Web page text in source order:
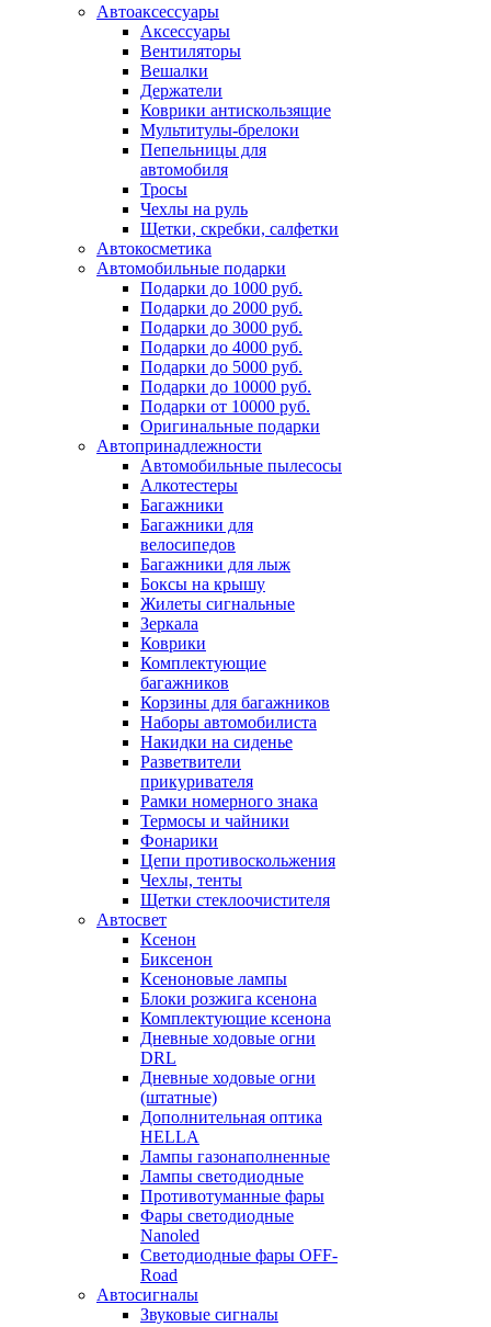
Автоаксессуары
Аксессуары
Вентиляторы
Вешалки
Держатели
Коврики антискользящие
Мультитулы-брелоки
Пепельницы для
автомобиля
Тросы
Чехлы на руль
Щетки, скребки, салфетки
Автокосметика
Автомобильные подарки
Подарки до 1000 руб.
Подарки до 2000 руб.
Подарки до 3000 руб.
Подарки до 4000 руб.
Подарки до 5000 руб.
Подарки до 10000 руб.
Подарки от 10000 руб.
Оригинальные подарки
Автопринадлежности
Автомобильные пылесосы
Алкотестеры
Багажники
Багажники для
велосипедов
Багажники для лыж
Боксы на крышу
Жилеты сигнальные
Зеркала
Коврики
Комплектующие
багажников
Корзины для багажников
Наборы автомобилиста
Накидки на сиденье
Разветвители
прикуривателя
Рамки номерного знака
Термосы и чайники
Фонарики
Цепи противоскольжения
Чехлы, тенты
Щетки стеклоочистителя
Автосвет
Ксенон
Биксенон
Ксеноновые лампы
Блоки розжига ксенона
Комплектующие ксенона
Дневные ходовые огни
DRL
Дневные ходовые огни
(штатные)
Дополнительная оптика
HELLA
Лампы газонаполненные
Лампы светодиодные
Противотуманные фары
Фары светодиодные
Nanoled
Светодиодные фары OFF-
Road
Автосигналы
Звуковые сигналы